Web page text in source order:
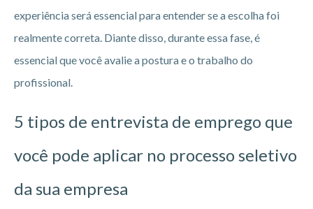
experiência será essencial para entender se a escolha foi
realmente correta. Diante disso, durante essa fase, é
essencial que você avalie a postura e o trabalho do
profissional.
5 tipos de entrevista de emprego que
você pode aplicar no processo seletivo
da sua empresa